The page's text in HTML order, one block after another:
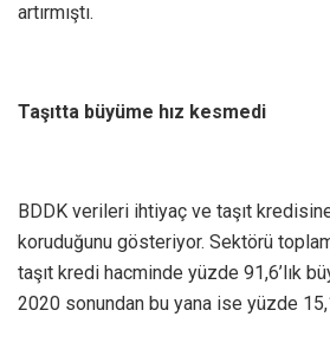
artırmıştı.
Taşıtta büyüme hız kesmedi
BDDK verileri ihtiyaç ve taşıt kredisine
koruduğunu gösteriyor. Sektörü
taşıt kredi hacminde yüzde 91,6’lık
2020 sonundan bu yana ise yüzde